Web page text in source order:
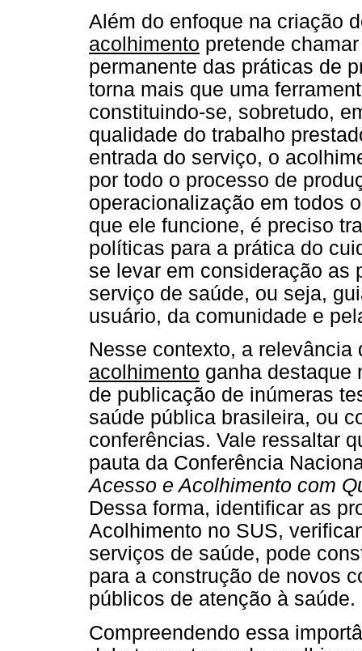
Além do enfoque na criação
acolhimento pretende
permanente das práticas de
torna mais que uma
constituindo-se, sobretudo,
qualidade do trabalho
entrada do serviço, o
por todo o processo de
operacionalização em todos
que ele funcione, é preciso
políticas para a prática do
se levar em consideração as
serviço de saúde, ou seja,
usuário, da comunidade e
Nesse contexto, a
acolhimento ganha destaque
de publicação de inúmeras
saúde pública brasileira, ou
conferências. Vale ressaltar
pauta da Conferência
Acesso e Acolhimento com
Dessa forma, identificar as
Acolhimento no SUS,
serviços de saúde, pode
para a construção de novos
públicos de atenção à saúde.
Compreendendo essa